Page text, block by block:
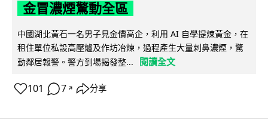
金冒濃煙驚動全區
中國湖北黃石一名男子見金價高企，利用 AI 自學提煉黃金，在
租住單位私設高壓爐及作坊冶煉，過程產生大量刺鼻濃煙，驚
動鄰居報警。警方到場揭發整...
閱讀全文
101 7 ↗ 分享